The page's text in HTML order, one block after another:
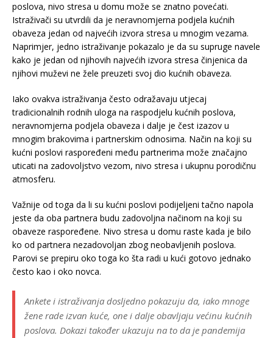
poslova, nivo stresa u domu može se znatno povećati.
Istraživači su utvrdili da je neravnomjerna podjela kućnih
obaveza jedan od najvećih izvora stresa u mnogim vezama.
Naprimjer, jedno istraživanje pokazalo je da su supruge navele
kako je jedan od njihovih najvećih izvora stresa činjenica da
njihovi muževi ne žele preuzeti svoj dio kućnih obaveza.
Iako ovakva istraživanja često odražavaju utjecaj
tradicionalnih rodnih uloga na raspodjelu kućnih poslova,
neravnomjerna podjela obaveza i dalje je čest izazov u
mnogim brakovima i partnerskim odnosima. Način na koji su
kućni poslovi raspoređeni među partnerima može značajno
uticati na zadovoljstvo vezom, nivo stresa i ukupnu porodičnu
atmosferu.
Važnije od toga da li su kućni poslovi podijeljeni tačno napola
jeste da oba partnera budu zadovoljna načinom na koji su
obaveze raspoređene. Nivo stresa u domu raste kada je bilo
ko od partnera nezadovoljan zbog neobavljenih poslova.
Parovi se prepiru oko toga ko šta radi u kući gotovo jednako
često kao i oko novca.
Ankete i istraživanja dosljedno pokazuju da, iako mnoge
žene rade izvan kuće, one i dalje obavljaju većinu kućnih
poslova. Dokazi također ukazuju na to da je pandemija